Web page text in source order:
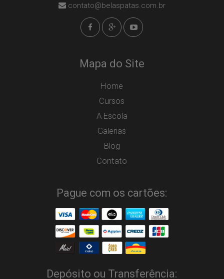
contato@belaspatas.com.br
Mapa do Site
Home
Cursos
A Escola
Galerias
Blog
Contato
Pague com os cartões:
Depósito ou Transferência: